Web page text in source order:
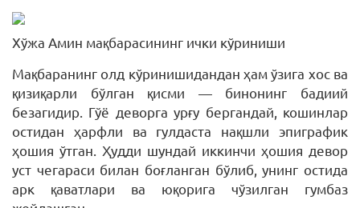
Хўжа Амин мақбарасининг ички кўриниши
Мақбаранинг олд кўринишидандан ҳам ўзига хос ва
қизиқарли бўлган қисми — бинонинг бадиий
безагидир. Гўё деворга урғу бергандай, кошинлар
остидан ҳарфли ва гулдаста нақшли эпиграфик
ҳошия ўтган. Ҳудди шундай иккинчи ҳошия девор
уст чегараси билан боғланган бўлиб, унинг остида
арк қаватлари ва юқорига чўзилган гумбаз